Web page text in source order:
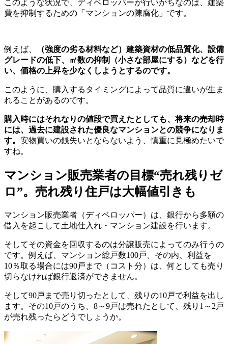
このような状況で、ディベロッパーが行いがちなのは、建築
費を抑制するための「マンションの陳腐化」です。
例えば、
（強度の劣る材料など）建築資材の低品質化、設備
グレードの低下、㎡数の抑制（小さな部屋にする）などを行
い、価格の上昇を少なくしようとするのです。
このように、購入するタイミングによって品質に違いが生ま
れることがあるのです。
購入時にはそれなりの値段で買えたとしても、将来の売却時
には、過去に建設された優良なマンションとの競争になりま
す。 安物買いの銭失いとならないよう、慎重に見極めたいで
すね。
マンション販売業者の目標“売れ残りゼ
ロ”。売れ残り住戸は大幅値引きも
マンション販売業者（ディベロッパー）は、銀行から多額の
借入を起こして土地仕入れ・マンション建設を行います。
そしてその資金を回収するのは分譲販売によってのみ行うの
です。例えば、マンション総戸数100戸、その内、利益を
10％取る場合には90戸まで（コスト分）は、何としても売り
切らなければ銀行返済ができません。
そして90戸まで売り切ったとして、残りの10戸で利益を出し
ます。その10戸のうち、8～9戸は売れたとして、残り1～2戸
が売れ残ったらどうでしょうか。